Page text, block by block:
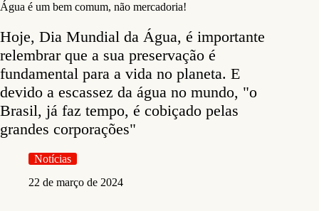
Água é um bem comum, não mercadoria!
Hoje, Dia Mundial da Água, é importante
relembrar que a sua preservação é
fundamental para a vida no planeta. E
devido a escassez da água no mundo, "o
Brasil, já faz tempo, é cobiçado pelas
grandes corporações"
Notícias
22 de março de 2024